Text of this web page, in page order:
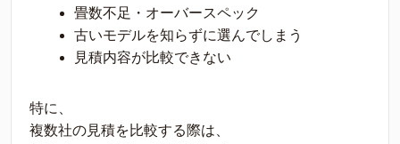
畳数不足・オーバースペック
古いモデルを知らずに選んでしまう
見積内容が比較できない
特に、
複数社の見積を比較する際は、